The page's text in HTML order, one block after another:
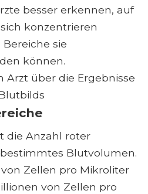
besser erkennen, auf
konzentrieren
sie
können.
Arzt über die Ergebnisse
die Anzahl roter
Blutvolumen.
Zellen pro Mikroliter
von Zellen pro